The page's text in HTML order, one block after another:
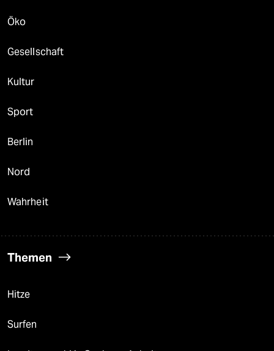
Öko
Gesellschaft
Kultur
Sport
Berlin
Nord
Wahrheit
Themen
Hitze
Surfen